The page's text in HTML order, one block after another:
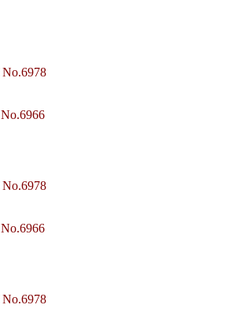
No.6978
No.6966
No.6978
No.6966
No.6978